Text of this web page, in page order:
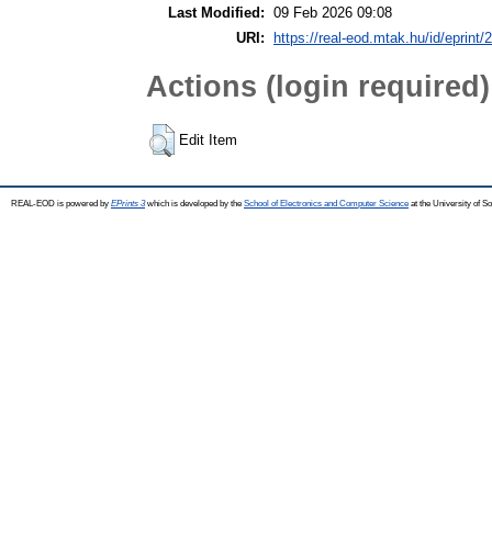
Last Modified: 09 Feb 2026 09:08
URI:
https://real-eod.mtak.hu/id/eprint/
Actions (login required)
Edit Item
REAL-EOD is powered by EPrints 3which is developed by the School of Electronics and Computer Science at the University of